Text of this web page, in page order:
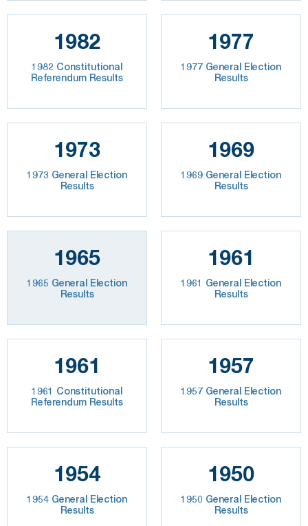
1982
1982 Constitutional
Referendum Results
1977
1977 General Election
Results
1973
1973 General Election
Results
1969
1969 General Election
Results
1965
1965 General Election
Results
1961
1961 General Election
Results
1961
1961 Constitutional
Referendum Results
1957
1957 General Election
Results
1954
1954 General Election
Results
1950
1950 General Election
Results